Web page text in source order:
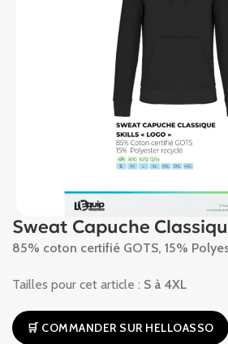
Sweat Capuche
85% coton certifié GOTS, 15%
Tailles pour cet article : S à 4XL
🛒 COMMANDER SUR HELLOASSO